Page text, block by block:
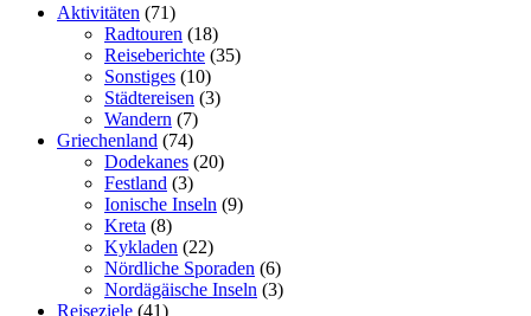
Aktivitäten (71)
Radtouren (18)
Reiseberichte (35)
Sonstiges (10)
Städtereisen (3)
Wandern (7)
Griechenland (74)
Dodekanes (20)
Festland (3)
Ionische Inseln (9)
Kreta (8)
Kykladen (22)
Nördliche Sporaden (6)
Nordägäische Inseln (3)
Reiseziele (41)